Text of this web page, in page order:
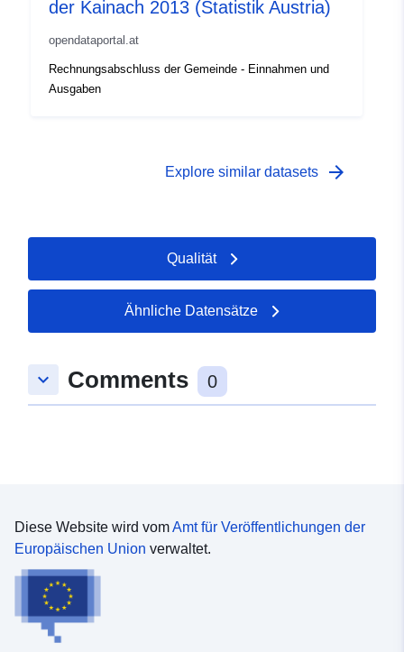
der Kainach 2013 (Statistik Austria)
opendataportal.at
Rechnungsabschluss der Gemeinde - Einnahmen und
Ausgaben
Explore similar datasets arrow_forward
Qualität
Ähnliche Datensätze
keyboard_arrow_down Comments 0
Diese Website wird vomAmt für Veröffentlichungen der
Europäischen Union verwaltet.